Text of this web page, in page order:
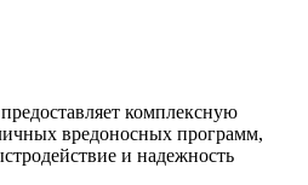
комплексную
вредоносных программ,
и надежность